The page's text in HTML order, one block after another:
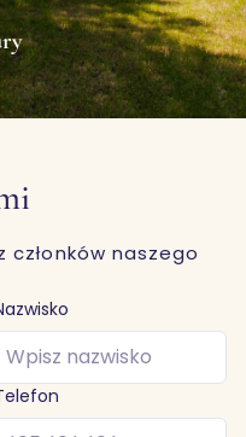
naszego